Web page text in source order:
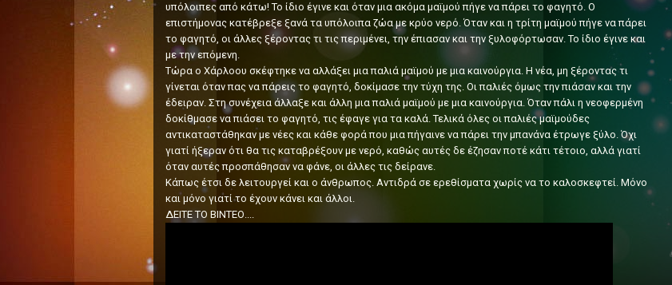
υπόλοιπες από κάτω! Το ίδιο έγινε και όταν μια ακόμα μαϊμού πήγε να πάρει το φαγητό. Ο
επιστήμονας κατέβρεξε ξανά τα υπόλοιπα ζώα με κρύο νερό. Όταν και η τρίτη μαϊμού πήγε να πάρει
το φαγητό, οι άλλες ξέροντας τι τις περιμένει, την έπιασαν και την ξυλοφόρτωσαν. Το ίδιο έγινε και
με την επόμενη.
Τώρα ο Χάρλοου σκέφτηκε να αλλάξει μια παλιά μαϊμού με μια καινούργια. Η νέα, μη ξέροντας τι
γίνεται όταν πας να πάρεις το φαγητό, δοκίμασε την τύχη της. Οι παλιές όμως την πιάσαν και την
έδειραν. Στη συνέχεια άλλαξε και άλλη μια παλιά μαϊμού με μια καινούργια. Όταν πάλι η νεοφερμένη
δοκίθμασε να πιάσει το φαγητό, τις έφαγε για τα καλά. Τελικά όλες οι παλιές μαϊμούδες
αντικαταστάθηκαν με νέες και κάθε φορά που μια πήγαινε να πάρει την μπανάνα έτρωγε ξύλο. Όχι
γιατί ήξεραν ότι θα τις καταβρέξουν με νερό, καθώς αυτές δε έζησαν ποτέ κάτι τέτοιο, αλλά γιατί
όταν αυτές προσπάθησαν να φάνε, οι άλλες τις δείρανε.
Κάπως έτσι δε λειτουργεί και ο άνθρωπος. Αντιδρά σε ερεθίσματα χωρίς να το καλοσκεφτεί. Μόνο
και μόνο γιατί το έχουν κάνει και άλλοι.
ΔΕΙΤΕ ΤΟ ΒΙΝΤΕΟ....